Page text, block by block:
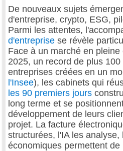
De nouveaux sujets
d'entreprise, crypto, ESG,
Parmi les attentes,
d'entreprise se révèle
Face à un marché en
2025, un record de plus
entreprises créées en un
l'Insee), les cabinets qui
les 90 premiers jours
long terme et se
développement de leurs
projet. La facture
structurées, l'IA les
économiques permettent de